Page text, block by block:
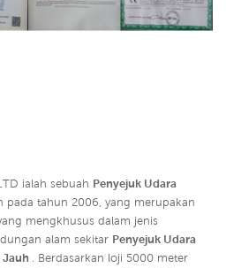
ialah sebuah Penyejuk Udara
pada tahun 2006, yang merupakan
mengkhusus dalam jenis
alam sekitar Penyejuk Udara
Jauh
. Berdasarkan loji 5000 meter